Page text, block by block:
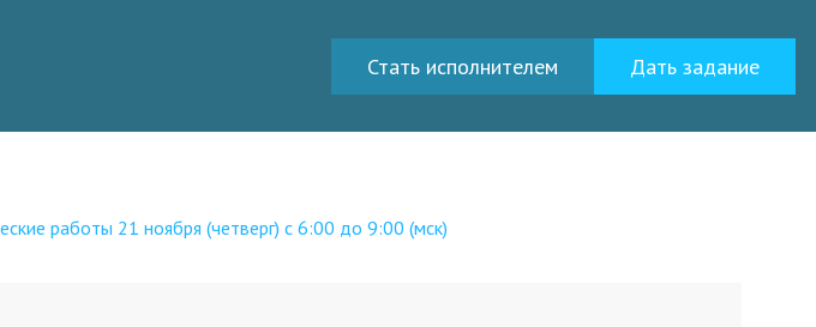
Стать исполнителем Дать задание
работы 21 ноября (четверг) с 6:00 до 9:00 (мск)